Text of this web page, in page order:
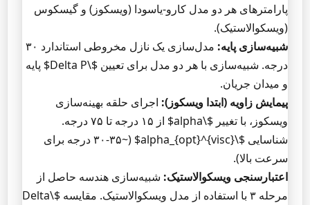
پارامترهای هر دو مدل کارو-یاسودا (ویسکوز) و گیسکوس
(ویسکوالاستیک).
شبیه‌سازی پایه:
مدل‌سازی یک نازل مخروطی استاندارد ۳۰
درجه. شبیه‌سازی با هر دو مدل برای تعیین $\Delta P$ پایه
و میدان جریان.
پیمایش زاویه (ابتدا ویسکوز): اجرای حلقه بهینه‌سازی
ویسکوز، با تغییر $\alpha$ از ۱۵ درجه تا ۷۵ درجه.
شناسایی $\alpha_{opt}^{visc}$ (~۳۰-۳۵ درجه برای
سرعت بالا).
اعتبارسنجی ویسکوالاستیک: شبیه‌سازی هندسه حاصل از
مرحله ۳ با استفاده از مدل ویسکوالاستیک. مقایسه $\Delta